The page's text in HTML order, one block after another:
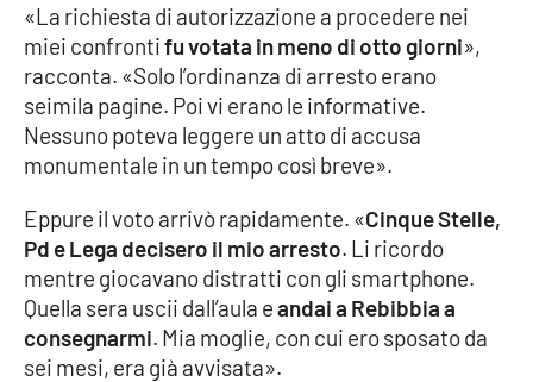
Politica
Sanità
Società
Sport
RUBRICHE
Good Morning Vietnam
«La richiesta di autorizzazione a procedere nei
miei confrontifu votata in meno di otto giorni»,
racconta. «Solo l’ordinanza di arresto erano
seimila pagine. Poi vi erano le informative.
Nessuno poteva leggere un atto di accusa
monumentale in un tempo così breve».
Eppure il voto arrivò rapidamente. «Cinque Stelle,
Pd e Lega decisero il mio arresto. Li ricordo
mentre giocavano distratti con gli smartphone.
Quella sera uscii dall’aula eandai a Rebibbia a
consegnarmi. Mia moglie, con cui ero sposato da
sei mesi, era già avvisata».